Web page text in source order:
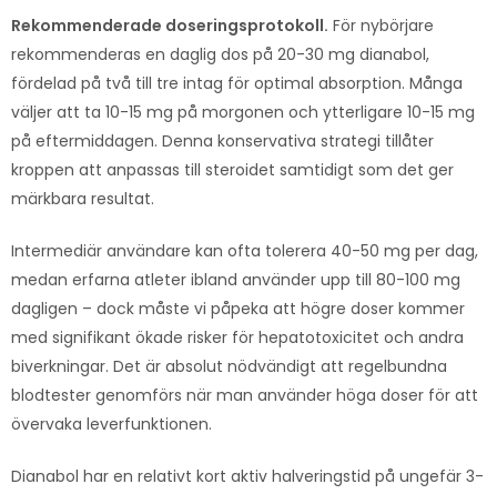
Rekommenderade doseringsprotokoll. För nybörjare
rekommenderas en daglig dos på 20-30 mg dianabol,
fördelad på två till tre intag för optimal absorption. Många
väljer att ta 10-15 mg på morgonen och ytterligare 10-15 mg
på eftermiddagen. Denna konservativa strategi tillåter
kroppen att anpassas till steroidet samtidigt som det ger
märkbara resultat.
Intermediär användare kan ofta tolerera 40-50 mg per dag,
medan erfarna atleter ibland använder upp till 80-100 mg
dagligen – dock måste vi påpeka att högre doser kommer
med signifikant ökade risker för hepatotoxicitet och andra
biverkningar. Det är absolut nödvändigt att regelbundna
blodtester genomförs när man använder höga doser för att
övervaka leverfunktionen.
Dianabol har en relativt kort aktiv halveringstid på ungefär 3-